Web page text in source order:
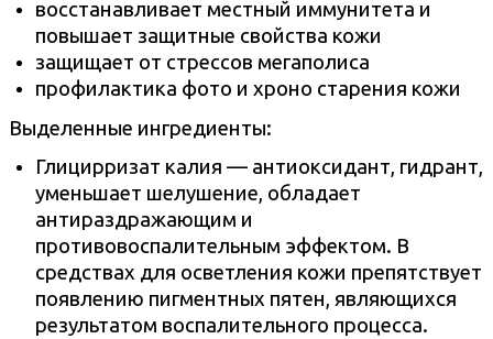
восстанавливает местный иммунитета и
повышает защитные свойства кожи
защищает от стрессов мегаполиса
профилактика фото и хроно старения кожи
Выделенные ингредиенты:
Глицирризат калия — антиоксидант, гидрант,
уменьшает шелушение, обладает
антираздражающим и
противовоспалительным эффектом. В
средствах для осветления кожи препятствует
появлению пигментных пятен, являющихся
результатом воспалительного процесса.